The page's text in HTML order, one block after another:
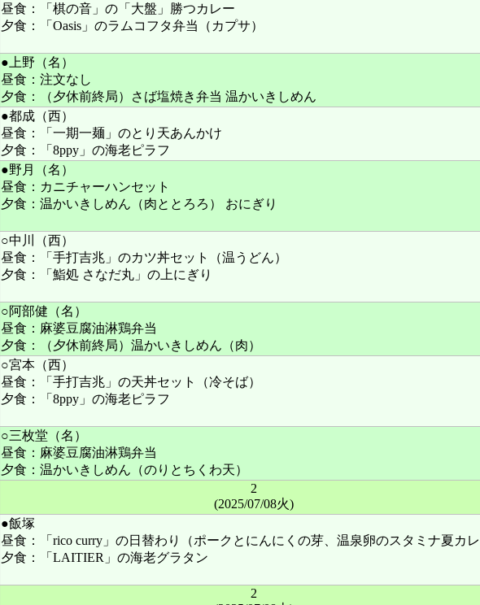
昼食：「棋の音」の「大盤」勝つカレー
夕食：「Oasis」のラムコフタ弁当（カプサ）
●上野（名）
昼食：注文なし
夕食：（夕休前終局）さば塩焼き弁当 温かいきしめん
●都成（西）
昼食：「一期一麺」のとり天あんかけ
夕食：「8ppy」の海老ピラフ
●野月（名）
昼食：カニチャーハンセット
夕食：温かいきしめん（肉ととろろ） おにぎり
○中川（西）
昼食：「手打吉兆」のカツ丼セット（温うどん）
夕食：「鮨処 さなだ丸」の上にぎり
○阿部健（名）
昼食：麻婆豆腐油淋鶏弁当
夕食：（夕休前終局）温かいきしめん（肉）
○宮本（西）
昼食：「手打吉兆」の天丼セット（冷そば）
夕食：「8ppy」の海老ピラフ
○三枚堂（名）
昼食：麻婆豆腐油淋鶏弁当
夕食：温かいきしめん（のりとちくわ天）
2
(2025/07/08火)
●飯塚
昼食：「rico curry」の日替わり（ポークとにんにくの芽、温泉卵のスタミナ夏カ
夕食：「LAITIER」の海老グラタン
2